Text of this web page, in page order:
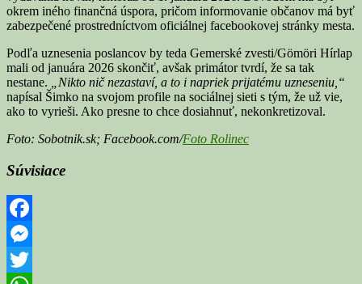
okrem iného finančná úspora, pričom informovanie občanov má byť
zabezpečené prostredníctvom oficiálnej facebookovej stránky mesta.
Podľa uznesenia poslancov by teda Gemerské zvesti/Gömöri Hírlap
mali od januára 2026 skončiť, avšak primátor tvrdí, že sa tak
nestane. „Nikto nič nezastaví, a to i napriek prijatému uzneseniu,“
napísal Šimko na svojom profile na sociálnej sieti s tým, že už vie,
ako to vyrieši. Ako presne to chce dosiahnuť, nekonkretizoval.
Foto: Sobotnik.sk; Facebook.com/Foto Rolinec
Súvisiace
Facebook
Messenger